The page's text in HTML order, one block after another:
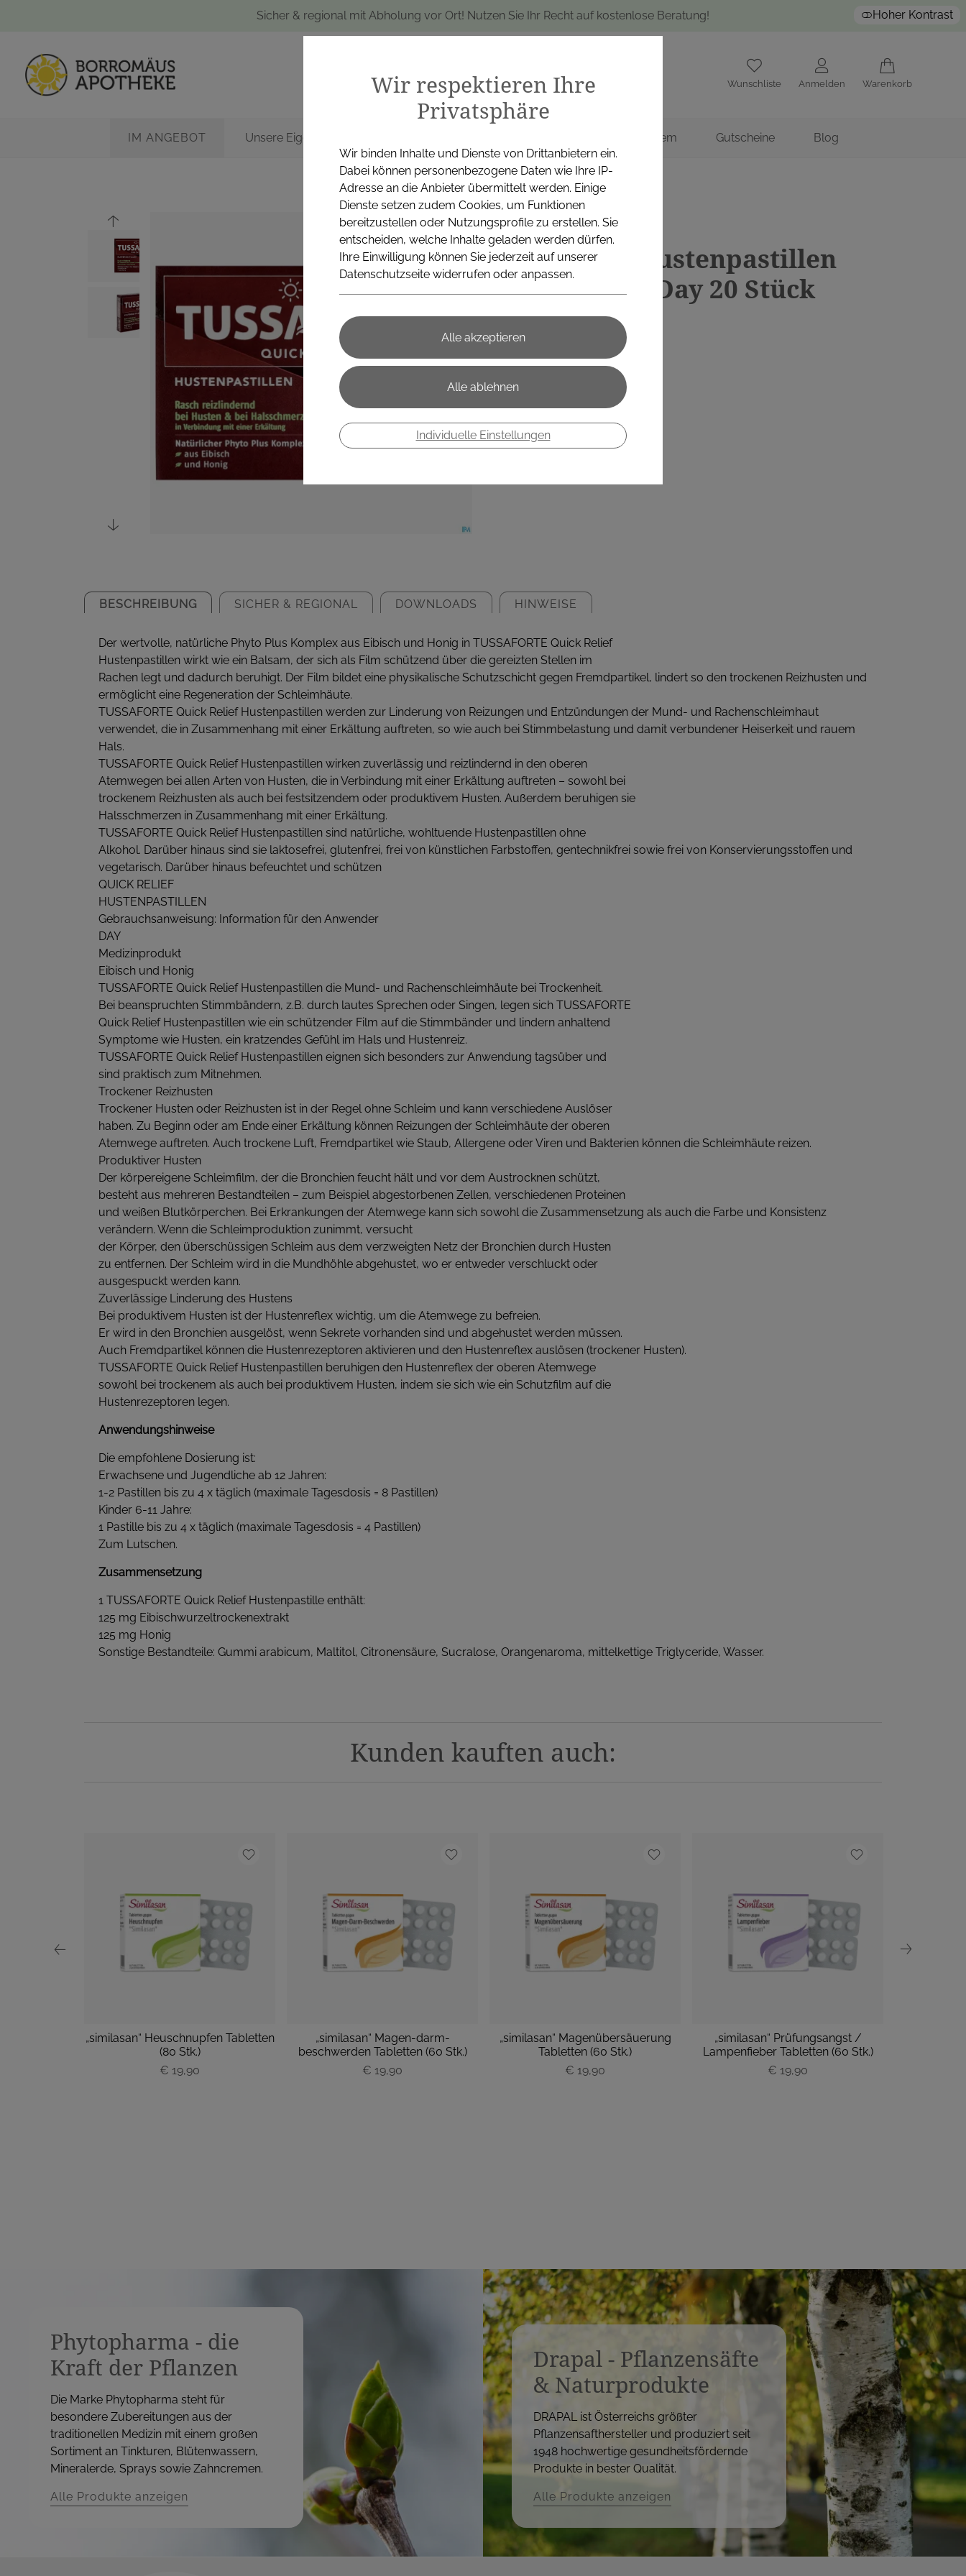
Sicher & regional mit Abholung vor Ort! Nutzen Sie Ihr Recht auf kostenlose Beratung! Hoher Kontrast
Wunschliste Anmelden Warenkorb
IM ANGEBOT Unsere Eigenprodukte Institem Gutscheine Blog
ERWO PHARMA GMBH
Tussaforte Hustenpastillen
Quick Relief Day 20 Stück
€ 13,90
€ 0,70 / Stück
Preis inkl. MwSt.
BESCHREIBUNG SICHER & REGIONAL DOWNLOADS HINWEISE
Der wertvolle, natürliche Phyto Plus Komplex aus Eibisch und Honig in TUSSAFORTE Quick Relief
Hustenpastillen wirkt wie ein Balsam, der sich als Film schützend über die gereizten Stellen im
Rachen legt und dadurch beruhigt. Der Film bildet eine physikalische Schutzschicht gegen Fremdpartikel, lindert so den trockenen Reizhusten und
ermöglicht eine Regeneration der Schleimhäute.
TUSSAFORTE Quick Relief Hustenpastillen werden zur Linderung von Reizungen und Entzündungen der Mund- und Rachenschleimhaut
verwendet, die in Zusammenhang mit einer Erkältung auftreten, so wie auch bei Stimmbelastung und damit verbundener Heiserkeit und rauem
Hals.
TUSSAFORTE Quick Relief Hustenpastillen wirken zuverlässig und reizlindernd in den oberen
Atemwegen bei allen Arten von Husten, die in Verbindung mit einer Erkältung auftreten – sowohl bei
trockenem Reizhusten als auch bei festsitzendem oder produktivem Husten. Außerdem beruhigen sie
Halsschmerzen in Zusammenhang mit einer Erkältung.
TUSSAFORTE Quick Relief Hustenpastillen sind natürliche, wohltuende Hustenpastillen ohne
Alkohol. Darüber hinaus sind sie laktosefrei, glutenfrei, frei von künstlichen Farbstoffen, gentechnikfrei sowie frei von Konservierungsstoffen und
vegetarisch. Darüber hinaus befeuchtet und schützen
QUICK RELIEF
HUSTENPASTILLEN
Gebrauchsanweisung: Information für den Anwender
DAY
Medizinprodukt
Eibisch und Honig
TUSSAFORTE Quick Relief Hustenpastillen die Mund- und Rachenschleimhäute bei Trockenheit.
Bei beanspruchten Stimmbändern, z.B. durch lautes Sprechen oder Singen, legen sich TUSSAFORTE
Quick Relief Hustenpastillen wie ein schützender Film auf die Stimmbänder und lindern anhaltend
Symptome wie Husten, ein kratzendes Gefühl im Hals und Hustenreiz.
TUSSAFORTE Quick Relief Hustenpastillen eignen sich besonders zur Anwendung tagsüber und
sind praktisch zum Mitnehmen.
Trockener Reizhusten
Trockener Husten oder Reizhusten ist in der Regel ohne Schleim und kann verschiedene Auslöser
haben. Zu Beginn oder am Ende einer Erkältung können Reizungen der Schleimhäute der oberen
Atemwege auftreten. Auch trockene Luft, Fremdpartikel wie Staub, Allergene oder Viren und Bakterien können die Schleimhäute reizen.
Produktiver Husten
Der körpereigene Schleimfilm, der die Bronchien feucht hält und vor dem Austrocknen schützt,
besteht aus mehreren Bestandteilen – zum Beispiel abgestorbenen Zellen, verschiedenen Proteinen
und weißen Blutkörperchen. Bei Erkrankungen der Atemwege kann sich sowohl die Zusammensetzung als auch die Farbe und Konsistenz
verändern. Wenn die Schleimproduktion zunimmt, versucht
der Körper, den überschüssigen Schleim aus dem verzweigten Netz der Bronchien durch Husten
zu entfernen. Der Schleim wird in die Mundhöhle abgehustet, wo er entweder verschluckt oder
ausgespuckt werden kann.
Zuverlässige Linderung des Hustens
Bei produktivem Husten ist der Hustenreflex wichtig, um die Atemwege zu befreien.
Er wird in den Bronchien ausgelöst, wenn Sekrete vorhanden sind und abgehustet werden müssen.
Auch Fremdpartikel können die Hustenrezeptoren aktivieren und den Hustenreflex auslösen (trockener Husten).
TUSSAFORTE Quick Relief Hustenpastillen beruhigen den Hustenreflex der oberen Atemwege
sowohl bei trockenem als auch bei produktivem Husten, indem sie sich wie ein Schutzfilm auf die
Hustenrezeptoren legen.
Anwendungshinweise
Die empfohlene Dosierung ist:
Erwachsene und Jugendliche ab 12 Jahren:
1-2 Pastillen bis zu 4 x täglich (maximale Tagesdosis = 8 Pastillen)
Kinder 6-11 Jahre:
1 Pastille bis zu 4 x täglich (maximale Tagesdosis = 4 Pastillen)
Zum Lutschen.
Zusammensetzung
1 TUSSAFORTE Quick Relief Hustenpastille enthält:
125 mg Eibischwurzeltrockenextrakt
125 mg Honig
Sonstige Bestandteile: Gummi arabicum, Maltitol, Citronensäure, Sucralose, Orangenaroma, mittelkettige Triglyceride, Wasser.
Kunden kauften auch:
„similasan“ Heuschnupfen Tabletten
(80 Stk.)
€ 19,90
„similasan“ Magen-darm-
beschwerden Tabletten (60 Stk.)
€ 19,90
„similasan“ Magenübersäuerung
Tabletten (60 Stk.)
€ 19,90
„similasan“ Prüfungsangst /
Lampenfieber Tabletten (60 Stk.)
€ 19,90
P
P
P
r
Wir respektieren Ihre
Privatsphäre
Wir binden Inhalte und Dienste von Drittanbietern ein.
Dabei können personenbezogene Daten wie Ihre IP-
Adresse an die Anbieter übermittelt werden. Einige
Dienste setzen zudem Cookies, um Funktionen
bereitzustellen oder Nutzungsprofile zu erstellen. Sie
entscheiden, welche Inhalte geladen werden dürfen.
Ihre Einwilligung können Sie jederzeit auf unserer
Datenschutzseite widerrufen oder anpassen.
Individuelle Einstellungen
Phytopharma - die
Kraft der Pflanzen
Die Marke Phytopharma steht für
besondere Zubereitungen aus der
traditionellen Medizin mit einem großen
Sortiment an Tinkturen, Blütenwassern,
Mineralerde, Sprays sowie Zahncremen.
Alle Produkte anzeigen
Drapal - Pflanzensäfte
& Naturprodukte
DRAPAL ist Österreichs größter
Pflanzensafthersteller und produziert seit
1948 hochwertige gesundheitsfördernde
Produkte in bester Qualität.
Alle Produkte anzeigen